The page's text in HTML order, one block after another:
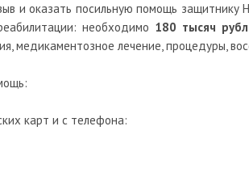
и оказать посильную помощь
необходимо 180 тысяч
медикаментозное лечение, процедуры,
карт и с телефона: